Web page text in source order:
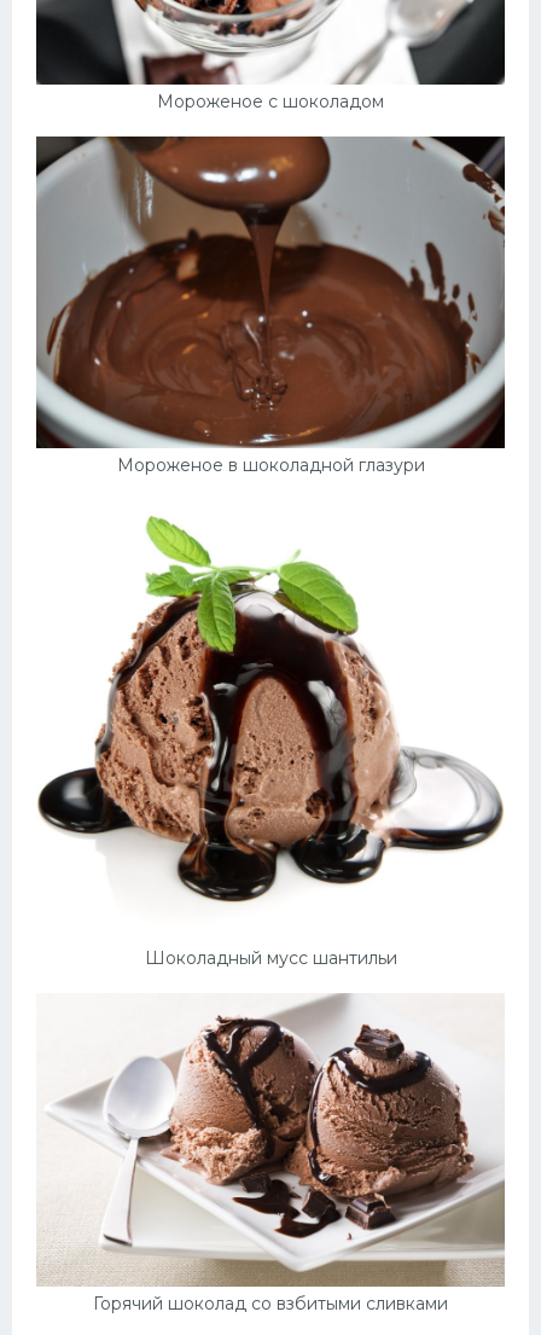
Мороженое с шоколадом
Мороженое в шоколадной глазури
Шоколадный мусс шантильи
Горячий шоколад со взбитыми сливками